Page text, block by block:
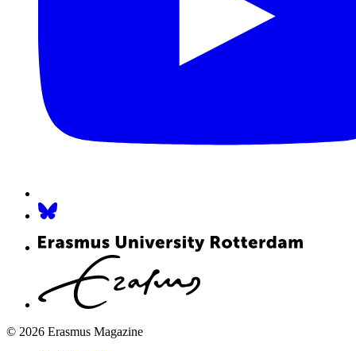
© 2026 Erasmus Magazine